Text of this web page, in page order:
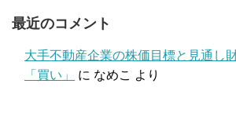
最近のコメント
大手不動産企業の株価目標と見通し
「買い」
に なめこ より